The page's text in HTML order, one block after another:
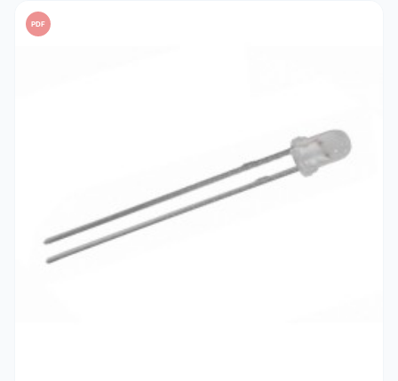
PDF